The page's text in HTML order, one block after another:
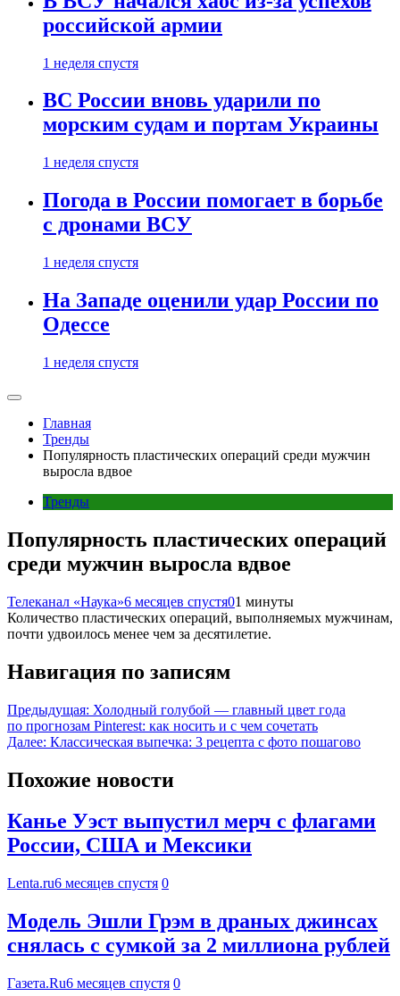
российской армии
1 неделя спустя
ВС России вновь ударили по
морским судам и портам Украины
1 неделя спустя
Погода в России помогает в борьбе
с дронами ВСУ
1 неделя спустя
На Западе оценили удар России по
Одессе
1 неделя спустя
Главная
Тренды
Популярность пластических операций среди мужчин
выросла вдвое
Тренды
Популярность пластических операций
среди мужчин выросла вдвое
Телеканал «Наука»6 месяцев спустя01 минуты
Количество пластических операций, выполняемых мужчинам,
почти удвоилось менее чем за десятилетие.
Навигация по записям
Предыдущая: Холодный голубой — главный цвет года
по прогнозам Pinterest: как носить и с чем сочетать
Далее: Классическая выпечка: 3 рецепта с фото пошагово
Похожие новости
Канье Уэст выпустил мерч с флагами
России, США и Мексики
Lenta.ru6 месяцев спустя 0
Модель Эшли Грэм в драных джинсах
снялась с сумкой за 2 миллиона рублей
Газета.Ru6 месяцев спустя 0